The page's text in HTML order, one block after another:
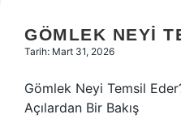
Hakkımızda
GÖMLEK NEYI
Tarih: Mart 31, 2026
Gömlek Neyi Temsil
Açılardan Bir Bakış